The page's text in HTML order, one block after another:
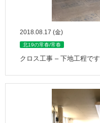
2018.08.17 (金)
北19の常春/常春
クロス工事 – 下地工程です